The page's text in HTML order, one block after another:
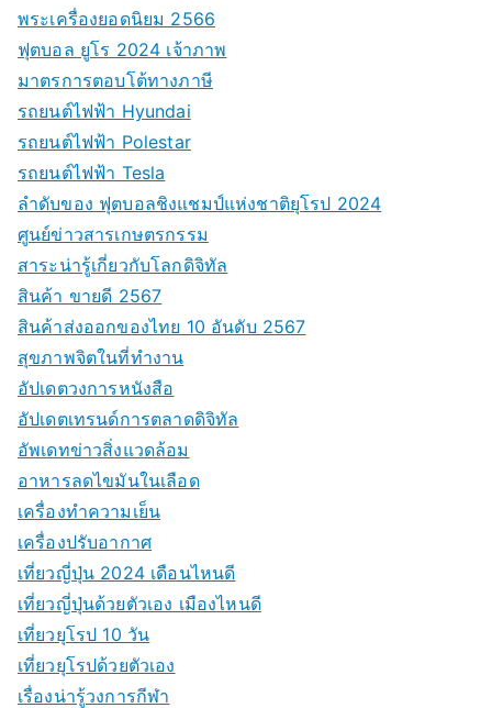
พระเครื่องยอดนิยม 2566
ฟุตบอล ยูโร 2024 เจ้าภาพ
มาตรการตอบโต้ทางภาษี
รถยนต์ไฟฟ้า Hyundai
รถยนต์ไฟฟ้า Polestar
รถยนต์ไฟฟ้า Tesla
ลำดับของ ฟุตบอลชิงแชมป์แห่งชาติยุโรป 2024
ศูนย์ข่าวสารเกษตรกรรม
สาระน่ารู้เกี่ยวกับโลกดิจิทัล
สินค้า ขายดี 2567
สินค้าส่งออกของไทย 10 อันดับ 2567
สุขภาพจิตในที่ทำงาน
อัปเดตวงการหนังสือ
อัปเดตเทรนด์การตลาดดิจิทัล
อัพเดทข่าวสิ่งแวดล้อม
อาหารลดไขมันในเลือด
เครื่องทำความเย็น
เครื่องปรับอากาศ
เที่ยวญี่ปุ่น 2024 เดือนไหนดี
เที่ยวญี่ปุ่นด้วยตัวเอง เมืองไหนดี
เที่ยวยุโรป 10 วัน
เที่ยวยุโรปด้วยตัวเอง
เรื่องน่ารู้วงการกีฬา